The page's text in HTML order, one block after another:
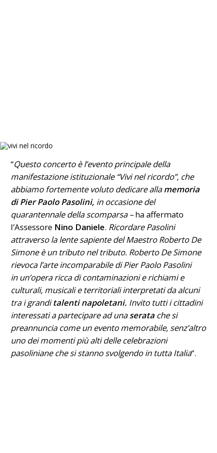
“Questo concerto è l’evento principale della
manifestazione istituzionale “Vivi nel ricordo”, che
abbiamo fortemente voluto dedicare allamemoria
di Pier Paolo Pasolini, in occasione del
quarantennale della scomparsa –ha affermato
l’Assessore Nino Daniele. Ricordare Pasolini
attraverso la lente sapiente del Maestro Roberto De
Simone è un tributo nel tributo. Roberto De Simone
rievoca l’arte incomparabile di Pier Paolo Pasolini
in un’opera ricca di contaminazioni e richiami e
culturali, musicali e territoriali interpretati da alcuni
tra i granditalenti napoletani. Invito tutti i cittadini
interessati a partecipare ad unaserata che si
preannuncia come un evento memorabile, senz’altro
uno dei momenti più alti delle celebrazioni
pasoliniane che si stanno svolgendo in tutta Italia“.